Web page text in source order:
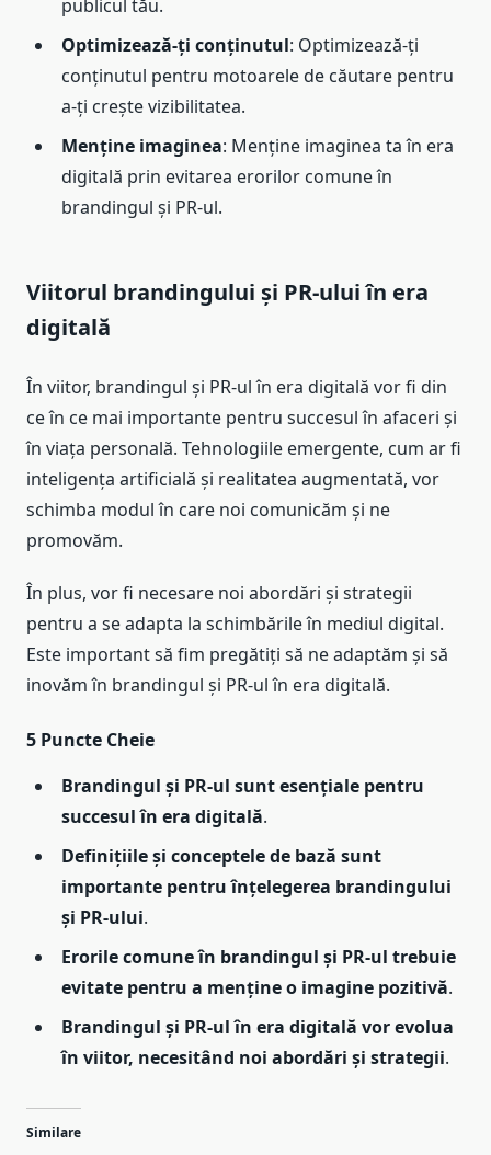
publicul tău.
Optimizează-ți conținutul: Optimizează-ți
conținutul pentru motoarele de căutare pentru
a-ți crește vizibilitatea.
Menține imaginea: Menține imaginea ta în era
digitală prin evitarea erorilor comune în
brandingul și PR-ul.
Viitorul brandingului și PR-ului în era
digitală
În viitor, brandingul și PR-ul în era digitală vor fi din
ce în ce mai importante pentru succesul în afaceri și
în viața personală. Tehnologiile emergente, cum ar fi
inteligența artificială și realitatea augmentată, vor
schimba modul în care noi comunicăm și ne
promovăm.
În plus, vor fi necesare noi abordări și strategii
pentru a se adapta la schimbările în mediul digital.
Este important să fim pregătiți să ne adaptăm și să
inovăm în brandingul și PR-ul în era digitală.
5 Puncte Cheie
Brandingul și PR-ul sunt esențiale pentru
succesul în era digitală.
Definițiile și conceptele de bază sunt
importante pentru înțelegerea brandingului
și PR-ului.
Erorile comune în brandingul și PR-ul trebuie
evitate pentru a menține o imagine pozitivă.
Brandingul și PR-ul în era digitală vor evolua
în viitor, necesitând noi abordări și strategii.
Similare